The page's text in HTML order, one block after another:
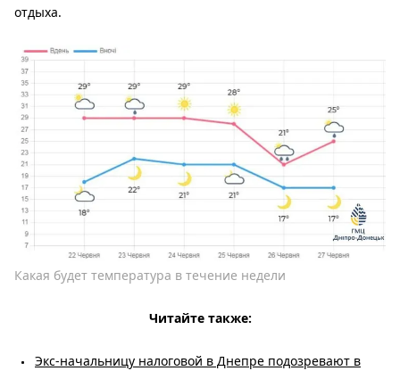
отдыха.
Какая будет температура в течение недели
Читайте также:
Экс-начальницу налоговой в Днепре подозревают в